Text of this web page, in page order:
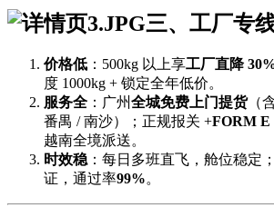
三、工厂专
价格低 ：500kg 以上享工厂直降
度 1000kg + 锁定全年低价。
服务全 ：广州全城免费上门提货（
番禺 / 南沙）；正规报关 +FORM E
越南全境派送。
时效稳：每日多班直飞，舱位稳定
证，通过率99%。